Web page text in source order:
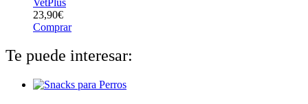
23,90€
Comprar
Te puede interesar: